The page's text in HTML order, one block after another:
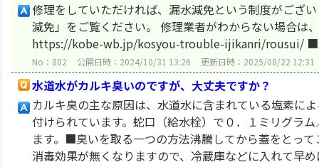
修理をしていただければ、漏水減免という制度がござ
減免」をご覧ください。 修理業者がわからない場合
https://kobe-wb.jp/kosyou-trouble-ijikanri/rousui/ ■
No：802 公開日時：2024/10/31 13:26 更新日時：2025/08/22 12:31
水道水がカルキ臭いのですが、大丈夫ですか？
カルキ臭の主な原因は、水道水に含まれている塩素に
付けられています。蛇口（給水栓）で０．１ミリグラ
ます。■臭いを取る一つの方法沸騰してから蓋をとっ
消毒効果が無くなりますので、冷蔵庫などに入れて早